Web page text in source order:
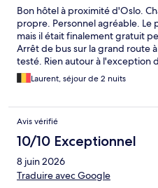
Bon hôtel à proximité d'Oslo.
propre. Personnel agréable. Le
mais il était finalement gratuit
Arrêt de bus sur la grand route
testé. Rien autour à l'exception
Laurent, séjour de 2 nuits
Avis vérifié
10/10 Exceptionnel
8 juin 2026
Traduire avec Google